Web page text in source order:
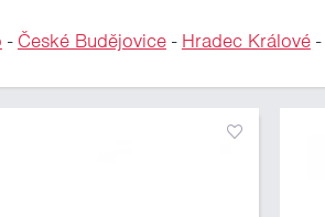
- České Budějovice- Hradec Králové-